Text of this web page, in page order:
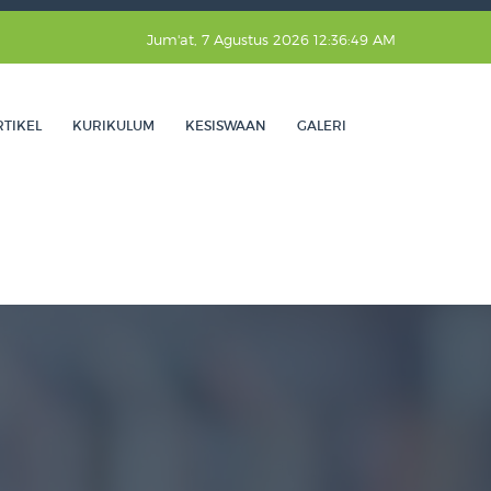
Jum'at, 7 Agustus 2026 12:36:51 AM
KURIKULUM KESISWAAN GALERI